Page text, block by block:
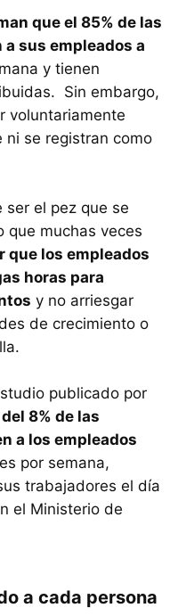
que el 85% de las
sus empleados a
y tienen
Sin embargo,
voluntariamente
ni se registran como
el pez que se
que muchas veces
que los empleados
horas para
y no arriesgar
de crecimiento o
publicado por
8% de las
a los empleados
por semana,
trabajadores el día
el Ministerio de
a cada persona